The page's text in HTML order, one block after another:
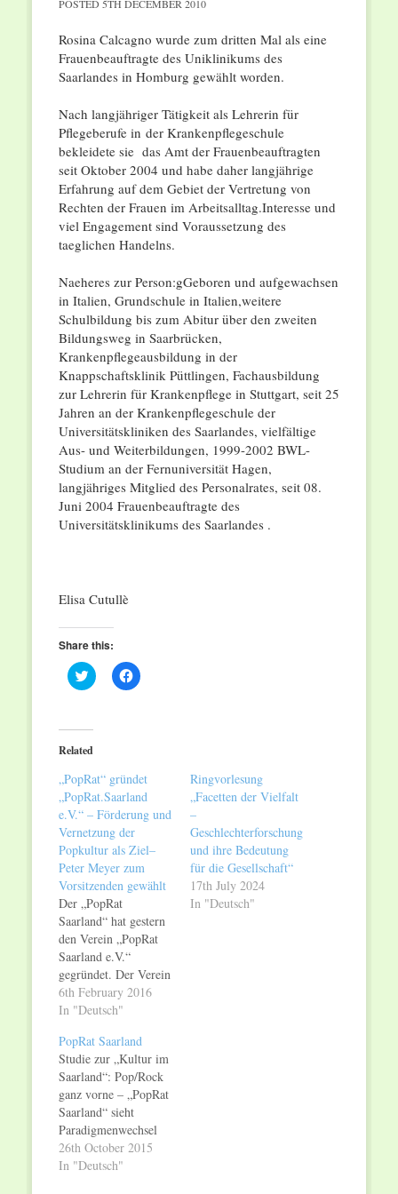
POSTED 5TH DECEMBER 2010
Rosina Calcagno wurde zum dritten Mal als eine
Frauenbeauftragte des Uniklinikums des
Saarlandes in Homburg gewählt worden.
Nach langjähriger Tätigkeit als Lehrerin für
Pflegeberufe in der Krankenpflegeschule
bekleidete sie das Amt der Frauenbeauftragten
seit Oktober 2004 und habe daher langjährige
Erfahrung auf dem Gebiet der Vertretung von
Rechten der Frauen im Arbeitsalltag.Interesse und
viel Engagement sind Voraussetzung des
taeglichen Handelns.
Naeheres zur Person:gGeboren und aufgewachsen
in Italien, Grundschule in Italien,weitere
Schulbildung bis zum Abitur über den zweiten
Bildungsweg in Saarbrücken,
Krankenpflegeausbildung in der
Knappschaftsklinik Püttlingen, Fachausbildung
zur Lehrerin für Krankenpflege in Stuttgart, seit 25
Jahren an der Krankenpflegeschule der
Universitätskliniken des Saarlandes, vielfältige
Aus- und Weiterbildungen, 1999-2002 BWL-
Studium an der Fernuniversität Hagen,
langjähriges Mitglied des Personalrates, seit 08.
Juni 2004 Frauenbeauftragte des
Universitätsklinikums des Saarlandes .
Elisa Cutullè
Share this:
Click
to
(Opens
in
new
Click
to
Related
„PopRat“ gründet
„PopRat.Saarland
e.V.“ – Förderung und
Vernetzung der
Popkultur als Ziel–
Peter Meyer zum
Vorsitzenden gewählt
Der „PopRat
Saarland“ hat gestern
den Verein „PopRat
Saarland e.V.“
gegründet. Der Verein
hat es sich zum Ziel
gesetzt, die Popkultur
gesellschaftlichen
Bereichen nachhaltig
zu fördern, das von
ihm entwickelte
Konzept „Home of
Pop“ mit seinen
Kreativsäulen und
dem Ziel des Aufbaus
6th February 2016
In "Deutsch"
Ringvorlesung
„Facetten der Vielfalt
–
Geschlechterforschung
und ihre Bedeutung
für die Gesellschaft“
17th July 2024
In "Deutsch"
PopRat Saarland
Studie zur „Kultur im
Saarland“: Pop/Rock
ganz vorne – „PopRat
Saarland“ sieht
Paradigmenwechsel
und fordert
strategische Pop-
26th October 2015
In "Deutsch"